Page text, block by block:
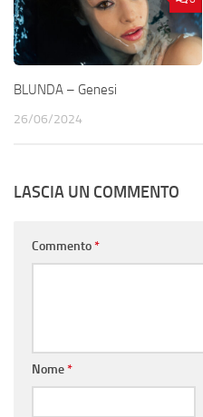
BLUNDA – Genesi
26/06/2024
LASCIA UN COMMENTO
Commento*
Nome*